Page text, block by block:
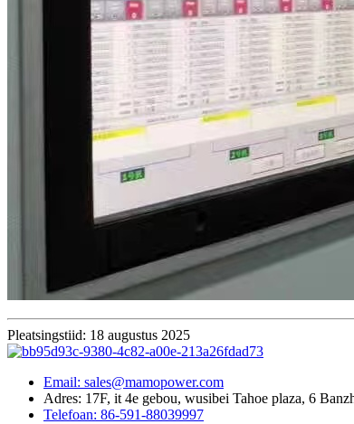
Pleatsingstiid: 18 augustus 2025
Email: sales@mamopower.com
Adres: 17F, it 4e gebou, wusibei Tahoe plaza, 6
Telefoan: 86-591-88039997